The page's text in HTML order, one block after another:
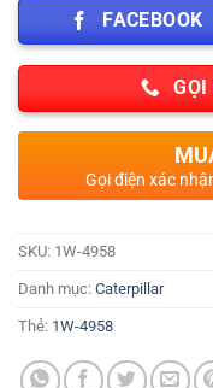
FACEBOOK
Gọi điện xác
SKU: 1W-4958
Danh mục: Caterpillar
Thẻ: 1W-4958